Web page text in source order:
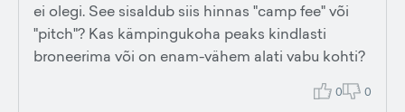
ei olegi. See sisaldub siis hinnas "camp fee" või
"pitch"? Kas kämpingukoha peaks kindlasti
broneerima või on enam-vähem alati vabu kohti?
0 0